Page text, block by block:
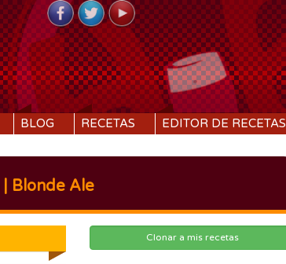
BLOG RECETAS EDITOR DE RECETAS
| Blonde Ale
Clonar a mis recetas